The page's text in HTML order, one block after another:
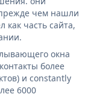
чем нашли
как часть сайта,
окна
более
и constantly
6000